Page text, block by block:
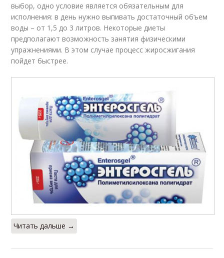
выбор, одно условие является обязательным для
исполнения: в день нужно выпивать достаточный объем
воды – от 1,5 до 3 литров. Некоторые диеты
предполагают возможность занятия физическими
упражнениями. В этом случае процесс жиросжигания
пойдет быстрее.
Читать дальше →